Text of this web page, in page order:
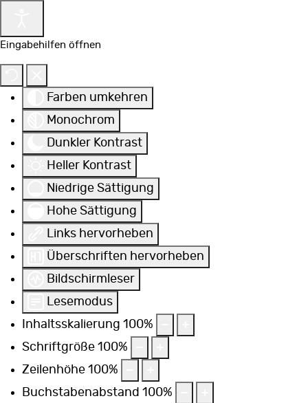
Eingabehilfen öffnen
Farben umkehren
Monochrom
Dunkler Kontrast
Heller Kontrast
Niedrige Sättigung
Hohe Sättigung
Links hervorheben
Überschriften hervorheben
Bildschirmleser
Lesemodus
Inhaltsskalierung 100%
Schriftgröße 100%
Zeilenhöhe 100%
Buchstabenabstand 100%